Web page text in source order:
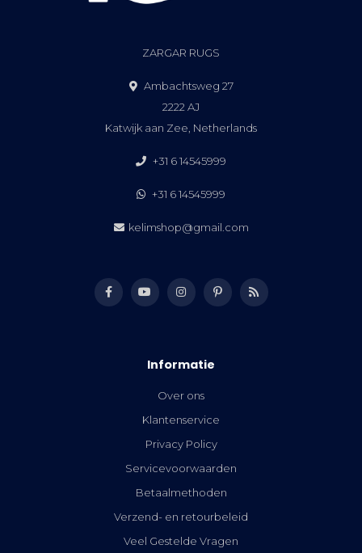
ZARGAR RUGS
Ambachtsweg 27
2222 AJ
Katwijk aan Zee, Netherlands
+31 6 14545999
+31 6 14545999
kelimshop@gmail.com
Informatie
Over ons
Klantenservice
Privacy Policy
Servicevoorwaarden
Betaalmethoden
Verzend- en retourbeleid
Veel Gestelde Vragen